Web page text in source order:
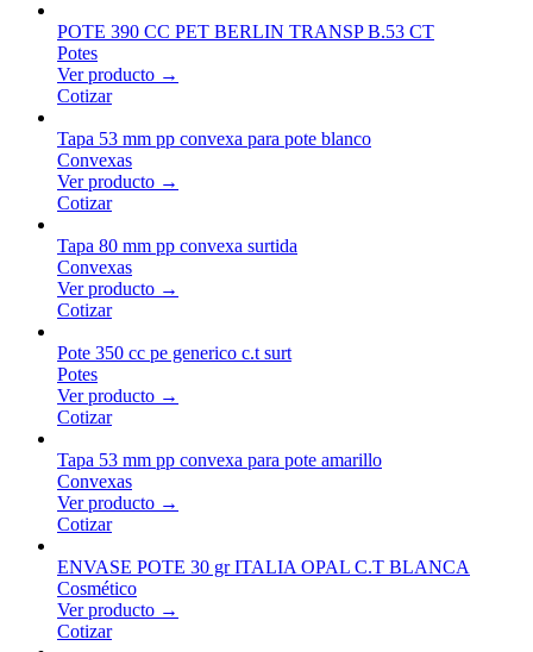
POTE 390 CC PET BERLIN TRANSP B.53 CT
Potes
Ver producto →
Cotizar
Tapa 53 mm pp convexa para pote blanco
Convexas
Ver producto →
Cotizar
Tapa 80 mm pp convexa surtida
Convexas
Ver producto →
Cotizar
Pote 350 cc pe generico c.t surt
Potes
Ver producto →
Cotizar
Tapa 53 mm pp convexa para pote amarillo
Convexas
Ver producto →
Cotizar
ENVASE POTE 30 gr ITALIA OPAL C.T BLANCA
Cosmético
Ver producto →
Cotizar